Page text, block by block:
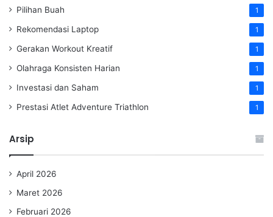
Pilihan Buah 1
Rekomendasi Laptop 1
Gerakan Workout Kreatif 1
Olahraga Konsisten Harian 1
Investasi dan Saham 1
Prestasi Atlet Adventure Triathlon 1
Arsip
April 2026
Maret 2026
Februari 2026